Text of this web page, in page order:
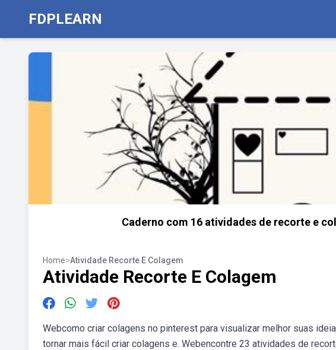
FDPLEARN
Caderno com 16 atividades de recorte e
Home>Atividade Recorte E Colagem
Atividade Recorte E Colagem
Webcomo criar colagens no pinterest para visualizar melhor suas
tornar mais fácil criar colagens e. Webencontre 23 atividades de